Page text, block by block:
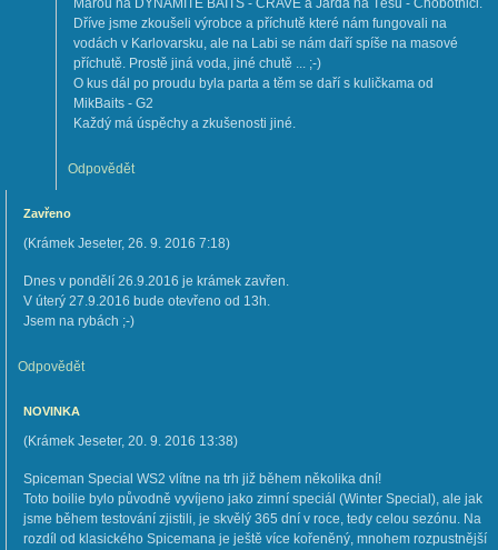
Márou na DYNAMITE BAITS - CRAVE a Jarda na Těšu - Chobotnici.
Dříve jsme zkoušeli výrobce a příchutě které nám fungovali na
vodách v Karlovarsku, ale na Labi se nám daří spíše na masové
příchutě. Prostě jiná voda, jiné chutě ... ;-)
O kus dál po proudu byla parta a těm se daří s kuličkama od
MikBaits - G2
Každý má úspěchy a zkušenosti jiné.
Odpovědět
Zavřeno
(Krámek Jeseter, 26. 9. 2016 7:18)
Dnes v pondělí 26.9.2016 je krámek zavřen.
V úterý 27.9.2016 bude otevřeno od 13h.
Jsem na rybách ;-)
Odpovědět
NOVINKA
(Krámek Jeseter, 20. 9. 2016 13:38)
Spiceman Special WS2 vlítne na trh již během několika dní!
Toto boilie bylo původně vyvíjeno jako zimní speciál (Winter Special), ale jak
jsme během testování zjistili, je skvělý 365 dní v roce, tedy celou sezónu. Na
rozdíl od klasického Spicemana je ještě více kořeněný, mnohem rozpustnější